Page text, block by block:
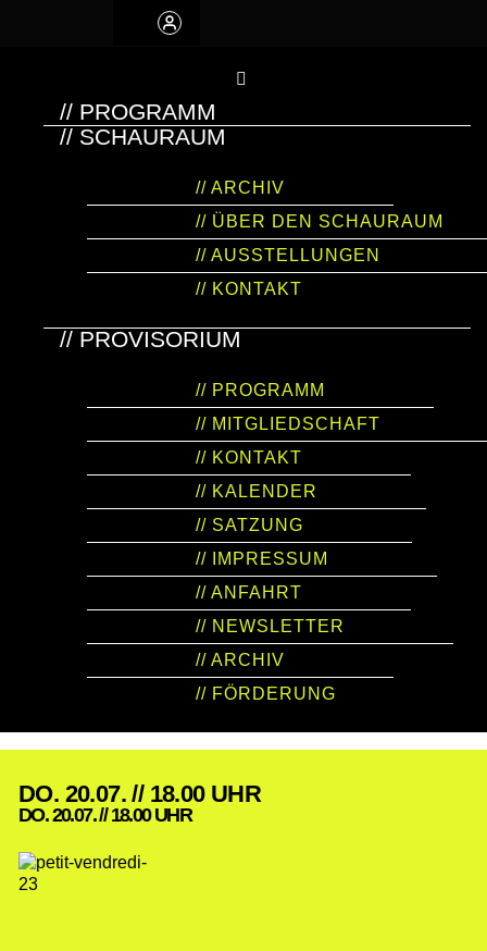
// PROGRAMM
// SCHAURAUM
// ARCHIV
// ÜBER DEN SCHAURAUM
// AUSSTELLUNGEN
// KONTAKT
// PROVISORIUM
// PROGRAMM
// MITGLIEDSCHAFT
// KONTAKT
// KALENDER
// SATZUNG
// IMPRESSUM
// ANFAHRT
// NEWSLETTER
// ARCHIV
// FÖRDERUNG
DO. 20.07. // 18.00 UHR
DO. 20.07. // 18.00 UHR